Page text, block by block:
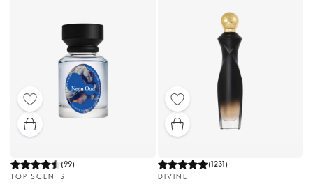
(99)
TOP SCENTS
(1231)
DIVINE